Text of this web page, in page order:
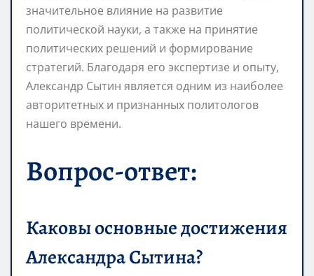
значительное влияние на развитие
политической науки, а также на принятие
политических решений и формирование
стратегий. Благодаря его экспертизе и опыту,
Александр Сытин является одним из наиболее
авторитетных и признанных политологов
нашего времени.
Вопрос-ответ:
Каковы основные достижения
Александра Сытина?